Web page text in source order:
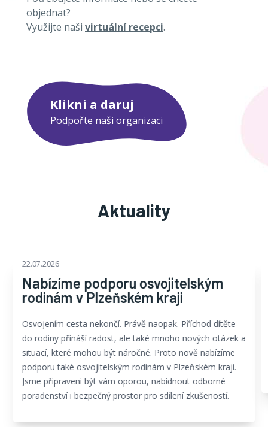
objednat?
Využijte naši virtuální recepci.
Klikni a daruj
Podpořte naši organizaci
Aktuality
22.07.2026
Nabízíme podporu osvojitelským
rodinám v Plzeňském kraji
Osvojením cesta nekončí. Právě naopak. Příchod dítěte
do rodiny přináší radost, ale také mnoho nových otázek a
situací, které mohou být náročné. Proto nově nabízíme
podporu také osvojitelským rodinám v Plzeňském kraji.
Jsme připraveni být vám oporou, nabídnout odborné
poradenství i bezpečný prostor pro sdílení zkušeností.